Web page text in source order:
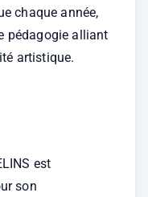
chaque année,
pédagogie alliant
artistique.
est
son